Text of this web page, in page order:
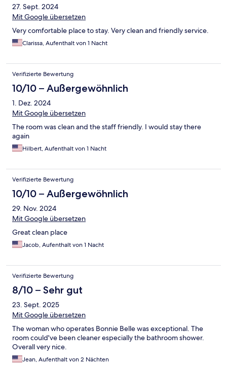
27. Sept. 2024
Mit Google übersetzen
Very comfortable place to stay. Very clean and friendly service.
Clarissa, Aufenthalt von 1 Nacht
Verifizierte Bewertung
10/10 – Außergewöhnlich
1. Dez. 2024
Mit Google übersetzen
The room was clean and the staff friendly. I would stay there
again
Hilbert, Aufenthalt von 1 Nacht
Verifizierte Bewertung
10/10 – Außergewöhnlich
29. Nov. 2024
Mit Google übersetzen
Great clean place
Jacob, Aufenthalt von 1 Nacht
Verifizierte Bewertung
8/10 – Sehr gut
23. Sept. 2025
Mit Google übersetzen
The woman who operates Bonnie Belle was exceptional. The
room could've been cleaner especially the bathroom shower.
Overall very nice.
Jean, Aufenthalt von 2 Nächten